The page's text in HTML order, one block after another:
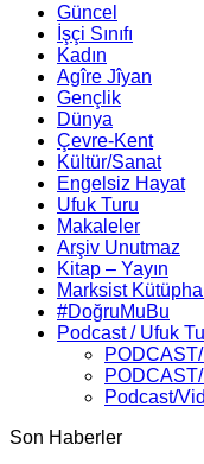
Güncel
İşçi Sınıfı
Kadın
Agîre Jîyan
Gençlik
Dünya
Çevre-Kent
Kültür/Sanat
Engelsiz Hayat
Ufuk Turu
Makaleler
Arşiv Unutmaz
Kitap – Yayın
Marksist
#DoğruMuBu
Podcast / Ufuk
Podcast/
Son Haberler